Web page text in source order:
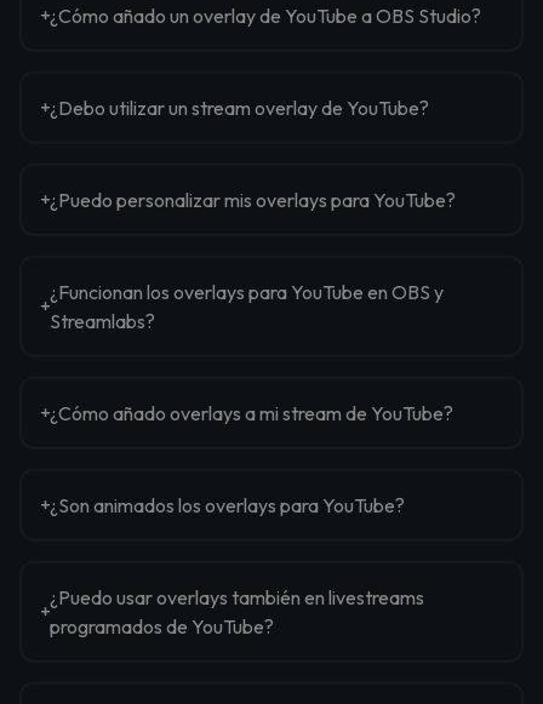
¿Cómo añado un overlay de YouTube a OBS Studio?
¿Debo utilizar un stream overlay de YouTube?
¿Puedo personalizar mis overlays para YouTube?
¿Funcionan los overlays para YouTube en OBS y
Streamlabs?
¿Cómo añado overlays a mi stream de YouTube?
¿Son animados los overlays para YouTube?
¿Puedo usar overlays también en livestreams
programados de YouTube?